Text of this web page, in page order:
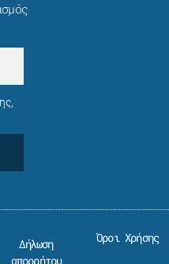
Δήλωση
απορρήτου
Όροι Χρήσης